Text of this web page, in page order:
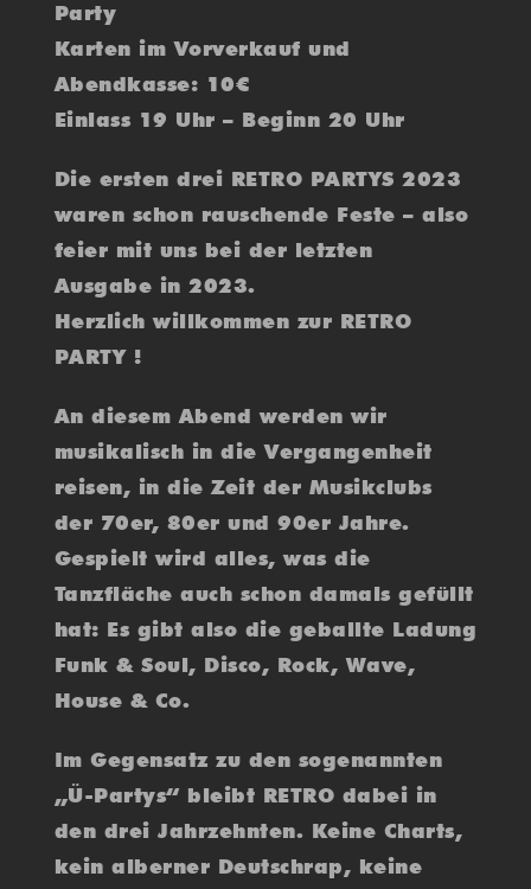
Party
Karten im Vorverkauf und
Abendkasse: 10€
Einlass 19 Uhr – Beginn 20 Uhr
Die ersten drei RETRO PARTYS 2023
waren schon rauschende Feste – also
feier mit uns bei der letzten
Ausgabe in 2023.
Herzlich willkommen zur RETRO
PARTY !
An diesem Abend werden wir
musikalisch in die Vergangenheit
reisen, in die Zeit der Musikclubs
der 70er, 80er und 90er Jahre.
Gespielt wird alles, was die
Tanzfläche auch schon damals gefüllt
hat: Es gibt also die geballte Ladung
Funk & Soul, Disco, Rock, Wave,
House & Co.
Im Gegensatz zu den sogenannten
„Ü-Partys“ bleibt RETRO dabei in
den drei Jahrzehnten. Keine Charts,
kein alberner Deutschrap, keine